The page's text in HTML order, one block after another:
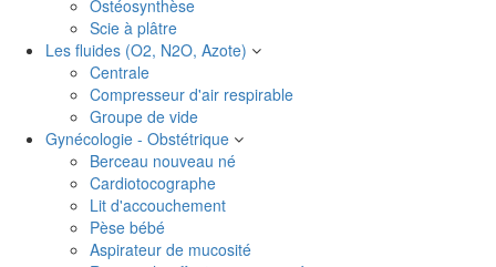
Ostéosynthèse
Scie à plâtre
Les fluides (O2, N2O, Azote)
Centrale
Compresseur d'air respirable
Groupe de vide
Gynécologie - Obstétrique
Berceau nouveau né
Cardiotocographe
Lit d'accouchement
Pèse bébé
Aspirateur de mucosité